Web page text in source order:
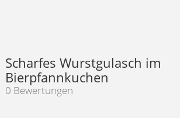
Scharfes Wurstgulasch im
Bierpfannkuchen
0 Bewertungen